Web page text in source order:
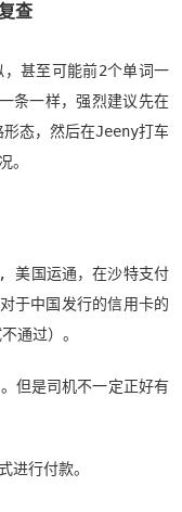
查
甚至可能前2个单词一
条一样，强烈建议先在
态，然后在Jeeny打车
。
美国运通，在沙特支付
于中国发行的信用卡的
通过）。
但是司机不一定正好有
进行付款。